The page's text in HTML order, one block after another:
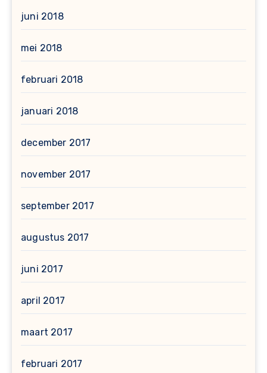
juni 2018
mei 2018
februari 2018
januari 2018
december 2017
november 2017
september 2017
augustus 2017
juni 2017
april 2017
maart 2017
februari 2017